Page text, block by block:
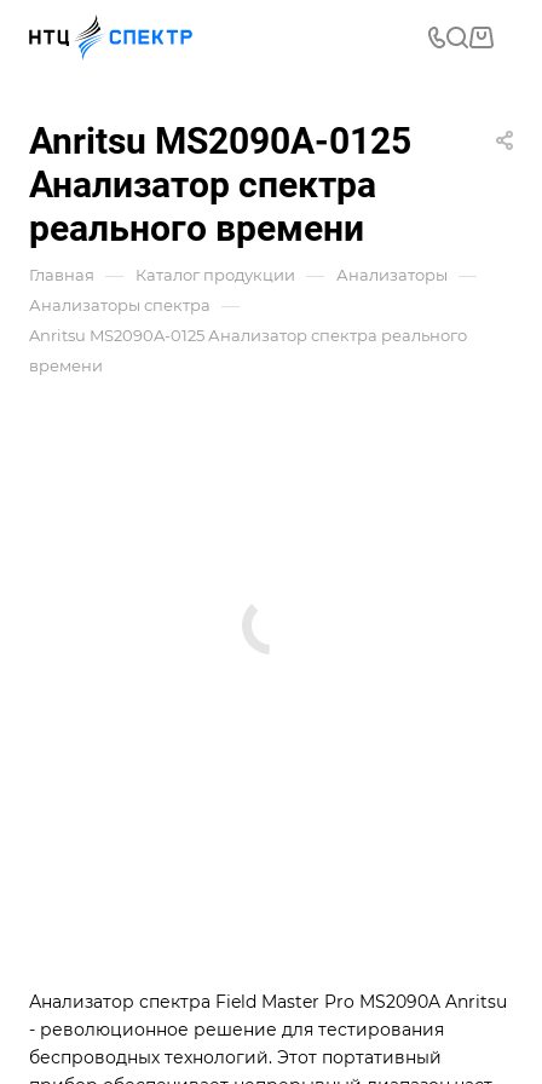
Anritsu MS2090A-0125
Анализатор спектра
реального времени
Главная — Каталог продукции — Анализаторы —
Анализаторы спектра —
Anritsu MS2090A-0125 Анализатор спектра реального
времени
Анализатор спектра Field Master Pro MS2090A Anritsu
- революционное решение для тестирования
беспроводных технологий. Этот портативный